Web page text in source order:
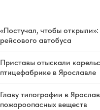
«Постучал, чтобы
рейсового автобуса
Приставы отыскали
птицефабрике в Ярославле
Главу типографии в
пожароопасных веществ